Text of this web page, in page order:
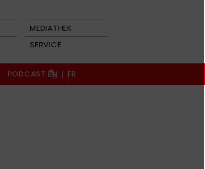
MEDIATHEK
SERVICE
PODCAST EN | FR